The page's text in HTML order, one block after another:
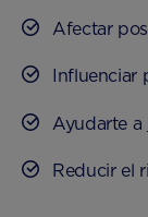
Afectar
Influenciar
Ayudarte a
Reducir el